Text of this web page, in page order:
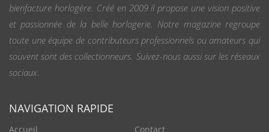
bienfacture horlogère. Créé en 2009 il propose une vision positive
et passionnée de la belle horlogerie. Notre magazine regroupe
toute une équipe de contributeurs professionnels ou amateurs qui
souvent sont des collectionneurs. Suivez-nous aussi sur les réseaux
sociaux.
NAVIGATION RAPIDE
Accueil Contact